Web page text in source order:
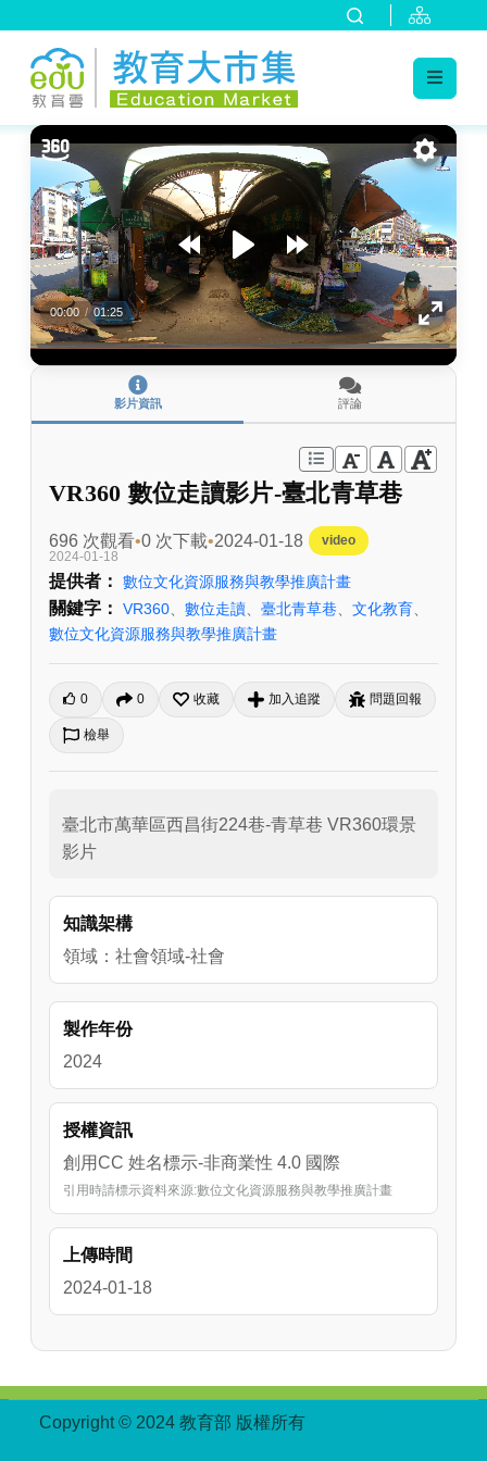
:::
00:00 / 01:25
影片資訊 評論
VR360 數位走讀影片-臺北青草巷
696 次觀看 0 次下載 2024-01-18
video
2024-01-18
提供者： 數位文化資源服務與教學推廣計畫
關鍵字： VR360 數位走讀 臺北青草巷 文化教育
數位文化資源服務與教學推廣計畫
0 0 收藏 加入追蹤 問題回報
檢舉
臺北市萬華區西昌街224巷-青草巷 VR360環景
影片
知識架構
領域：社會領域-社會
製作年份
2024
授權資訊
創用CC 姓名標示-非商業性 4.0 國際
引用時請標示資料來源:數位文化資源服務與教學推廣計畫
上傳時間
2024-01-18
Copyright © 2024 教育部 版權所有